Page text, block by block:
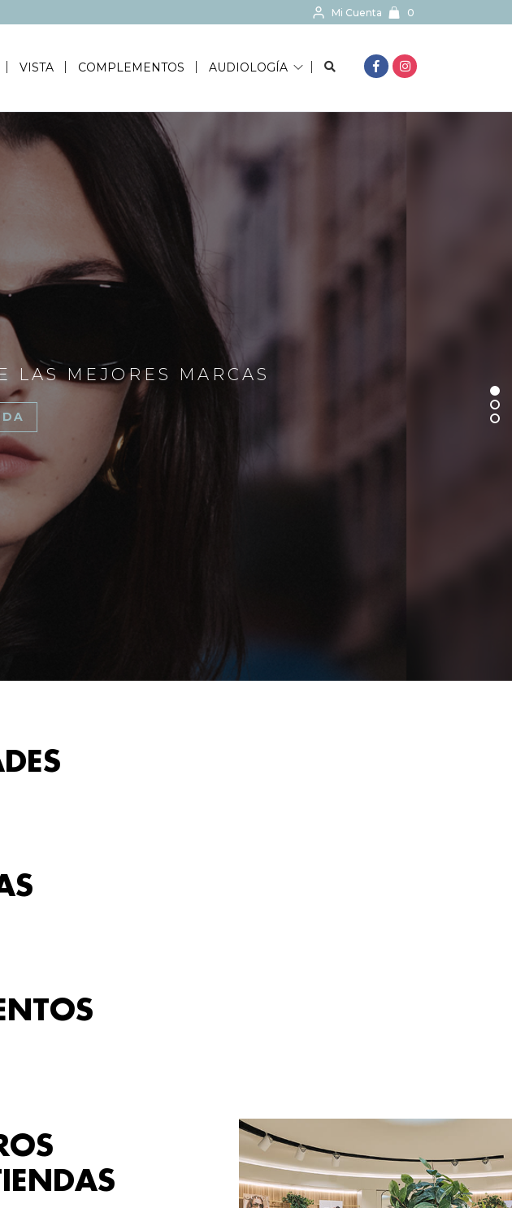
Mi Cuenta 0
VISTA COMPLEMENTOS AUDIOLOGÍA BUSCAR...
LAS MEJORES MARCAS